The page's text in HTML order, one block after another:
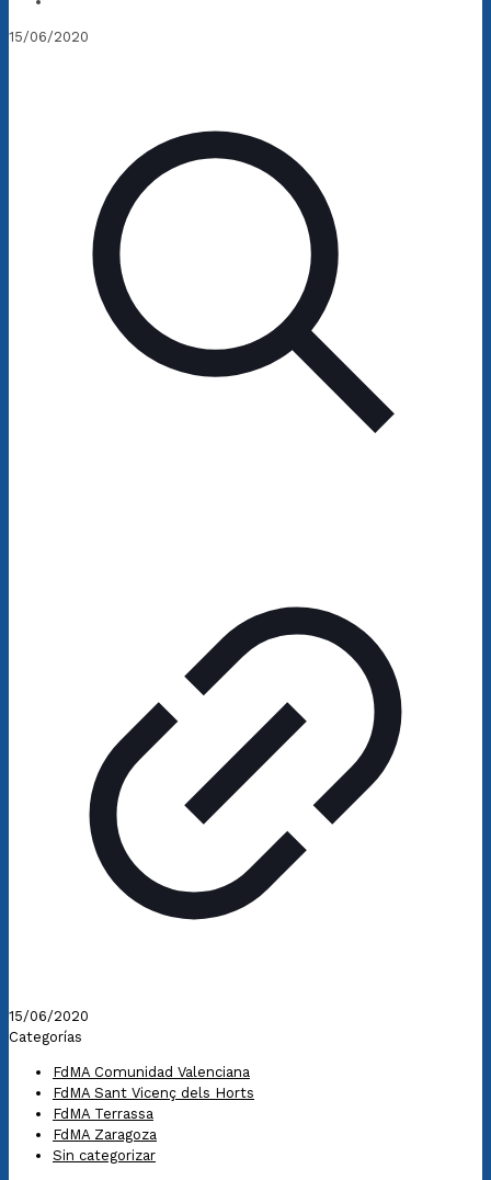
15/06/2020
15/06/2020
Categorías
FdMA Comunidad Valenciana
FdMA Sant Vicenç dels Horts
FdMA Terrassa
FdMA Zaragoza
Sin categorizar